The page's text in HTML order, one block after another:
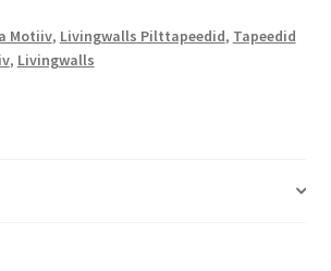
Motiiv, Livingwalls Pilttapeedid, Tapeedid
, Livingwalls